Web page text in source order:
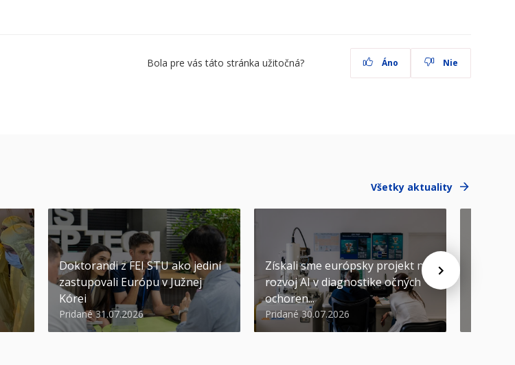
Bola pre vás táto stránka užitočná? Áno Nie
Všetky aktuality
Doktorandi z FEI STU ako jediní
zastupovali Európu v Južnej
Kórei
Pridané 31.07.2026
Získali sme európsky projekt na
rozvoj AI v diagnostike očných
ochoren...
Pridané 30.07.2026